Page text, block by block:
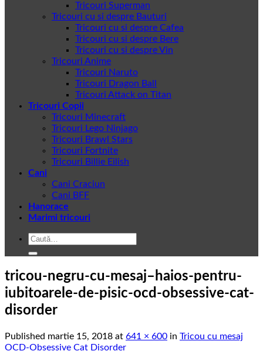
Tricouri Superman
Tricouri cu si despre Bauturi
Tricouri cu si despre Cafea
Tricouri cu si despre Bere
Tricouri cu si despre Vin
Tricouri Anime
Tricouri Naruto
Tricouri Dragon Ball
Tricouri Attack on Titan
Tricouri Copii
Tricouri Minecraft
Tricouri Lego Ninjago
Tricouri Brawl Stars
Tricouri Fortnite
Tricouri Billie Eilish
Cani
Cani Craciun
Cani BFF
Hanorace
Marimi tricouri
Caută
tricou-negru-cu-mesaj–haios-pentru-
iubitoarele-de-pisic-ocd-obsessive-cat-
disorder
Published martie 15, 2018 at 641 × 600 in Tricou cu mesaj
OCD-Obsessive Cat Disorder